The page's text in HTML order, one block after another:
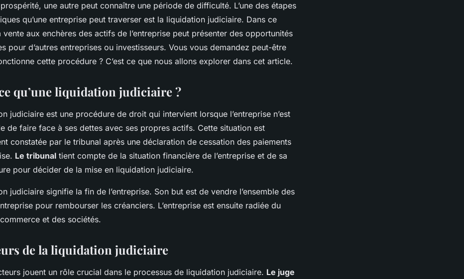
ça marche ?
une autre peut connaître une période de difficulté. L’une des étapes
qu’une entreprise peut traverser est la liquidation judiciaire. Dans ce
aux enchères des actifs de l’entreprise peut présenter des opportunités
pour d’autres entreprises ou investisseurs. Vous vous demandez peut-être
cette procédure ? C’est ce que nous allons explorer dans cet article.
qu’une liquidation judiciaire ?
judiciaire est une procédure de droit qui intervient lorsque l’entreprise n’est
de faire face à ses dettes avec ses propres actifs. Cette situation est
constatée par le tribunal après une déclaration de cessation des paiements
Le tribunal tient compte de la situation financière de l’entreprise et de sa
pour décider de la mise en liquidation judiciaire.
judiciaire signifie la fin de l’entreprise. Son but est de vendre l’ensemble des
pour rembourser les créanciers. L’entreprise est ensuite radiée du
et des sociétés.
de la liquidation judiciaire
jouent un rôle crucial dans le processus de liquidation judiciaire. Le juge